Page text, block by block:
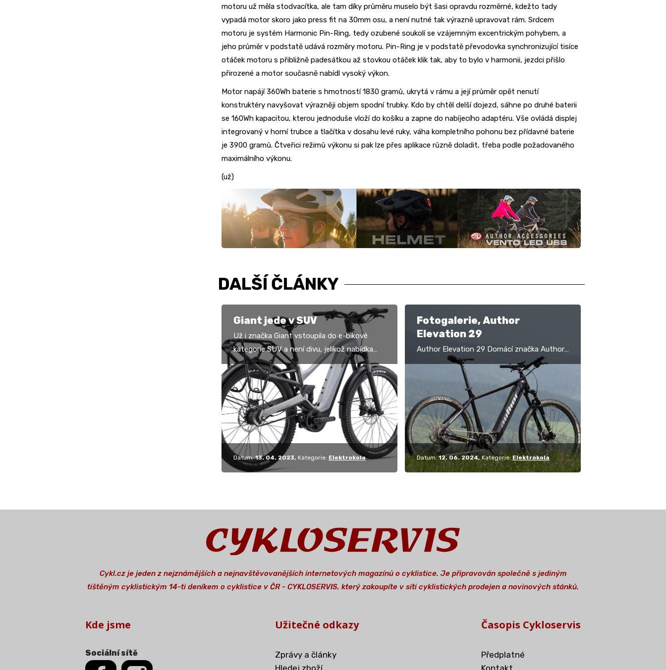
motoru už měla stodvacítka, ale tam díky průměru muselo být šasi opravdu rozměrné, kdežto tady
vypadá motor skoro jako press fit na 30mm osu, a není nutné tak výrazně upravovat rám. Srdcem
motoru je systém Harmonic Pin-Ring, tedy ozubené soukolí se vzájemným excentrickým pohybem, a
jeho průměr v podstatě udává rozměry motoru. Pin-Ring je v podstatě převodovka synchronizující tisíce
otáček motoru s přibližně padesátkou až stovkou otáček klik tak, aby to bylo v harmonii, jezdci přišlo
přirozené a motor současně nabídl vysoký výkon.
Motor napájí 360Wh baterie s hmotností 1830 gramů, ukrytá v rámu a její průměr opět nenutí
konstruktéry navyšovat výrazněji objem spodní trubky. Kdo by chtěl delší dojezd, sáhne po druhé baterii
se 160Wh kapacitou, kterou jednoduše vloží do košíku a zapne do nabíjecího adaptéru. Vše ovládá displej
integrovaný v horní trubce a tlačítka v dosahu levé ruky, váha kompletního pohonu bez přídavné baterie
je 3900 gramů. Čtveřici režimů výkonu si pak lze přes aplikace různě doladit, třeba podle požadovaného
maximálního výkonu.
(už)
DALŠÍ ČLÁNKY
Giant jede v SUV
Už i značka Giant vstoupila do e-bikové
kategorie SUV a není divu, jelikož nabídka
jejich elektrokol do terénu je už poměrně
ucelená a SUV…
Datum: 13. 04. 2023 Kategorie: Elektrokola
Fotogalerie, Author
Elevation 29
Author Elevation 29 Domácí značka Author
spoléhá u svých elektrokol na pohony
Shimano a její nejlepší hardtail Elevation s
motorem EP6…
Datum: 12. 06. 2024 Kategorie: Elektrokola
Cykl.cz je jeden z nejznámějších a nejnavštěvovanějších internetových magazínů o cyklistice. Je připravován společně s jediným
tištěným cyklistickým 14-ti deníkem o cyklistice v ČR - CYKLOSERVIS, který zakoupíte v síti cyklistických prodejen a novinových stánků.
Kde jsme
Sociální sítě
Užitečné odkazy
Zprávy a články
Časopis Cykloservis
Předplatné